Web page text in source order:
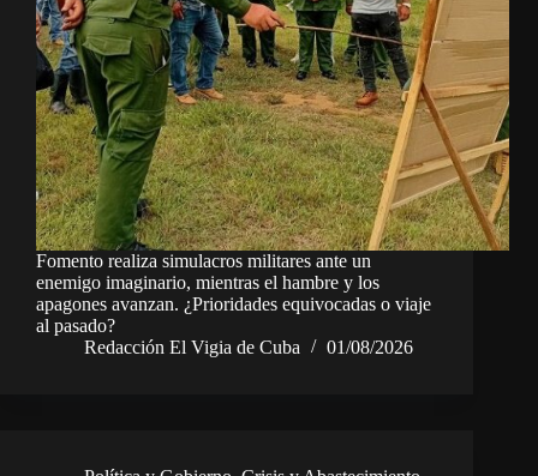
Fomento realiza simulacros militares ante un
enemigo imaginario, mientras el hambre y los
apagones avanzan. ¿Prioridades equivocadas o viaje
al pasado?
Redacción El Vigia de Cuba
01/08/2026